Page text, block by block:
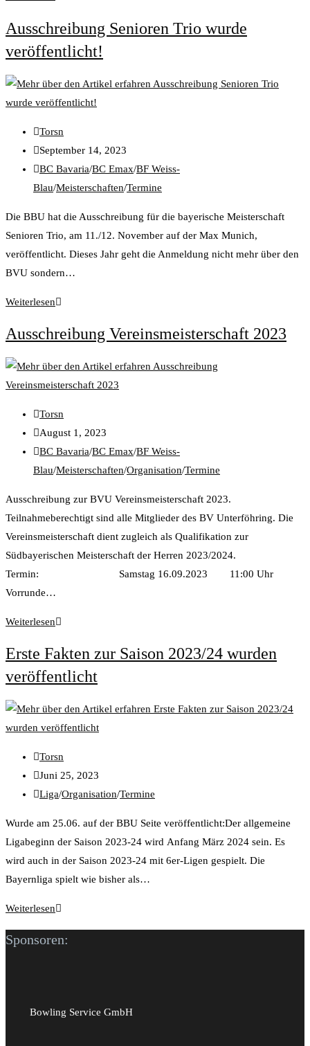
Ausschreibung Senioren Trio wurde
veröffentlicht!
Torsn
September 14, 2023
BC Bavaria/BC Emax/BF Weiss-
Blau/Meisterschaften/Termine
Die BBU hat die Ausschreibung für die bayerische Meisterschaft
Senioren Trio, am 11./12. November auf der Max Munich,
veröffentlicht. Dieses Jahr geht die Anmeldung nicht mehr über den
BVU sondern…
Weiterlesen
Ausschreibung Vereinsmeisterschaft 2023
Torsn
August 1, 2023
BC Bavaria/BC Emax/BF Weiss-
Blau/Meisterschaften/Organisation/Termine
Ausschreibung zur BVU Vereinsmeisterschaft 2023.
Teilnahmeberechtigt sind alle Mitglieder des BV Unterföhring. Die
Vereinsmeisterschaft dient zugleich als Qualifikation zur
Südbayerischen Meisterschaft der Herren 2023/2024.
Termin: Samstag 16.09.2023 11:00 Uhr
Vorrunde…
Weiterlesen
Erste Fakten zur Saison 2023/24 wurden
veröffentlicht
Torsn
Juni 25, 2023
Liga/Organisation/Termine
Wurde am 25.06. auf der BBU Seite veröffentlicht:Der allgemeine
Ligabeginn der Saison 2023-24 wird Anfang März 2024 sein. Es
wird auch in der Saison 2023-24 mit 6er-Ligen gespielt. Die
Bayernliga spielt wie bisher als…
Weiterlesen
Sponsoren:
Bowling Service GmbH